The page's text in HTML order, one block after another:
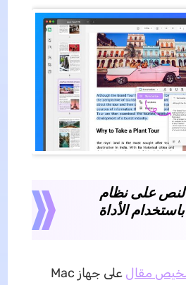
على نظام
التشغيل Mac باستخدام الأداة
مقال
على جهاز Mac